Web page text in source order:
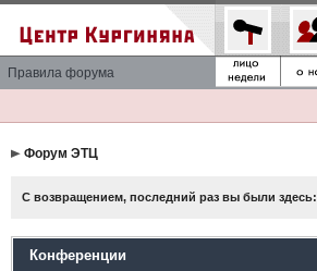
Правила форума
Форум ЭТЦ
С возвращением, последний раз вы были здесь:
Конференции